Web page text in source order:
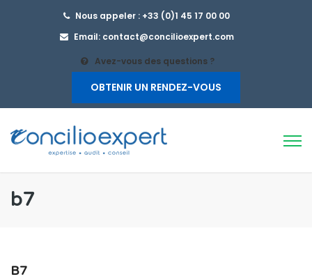
Nous appeler : +33 (0)1 45 17 00 00
Email: contact@concilioexpert.com
Avez-vous des questions ?
OBTENIR UN RENDEZ-VOUS
b7
B7